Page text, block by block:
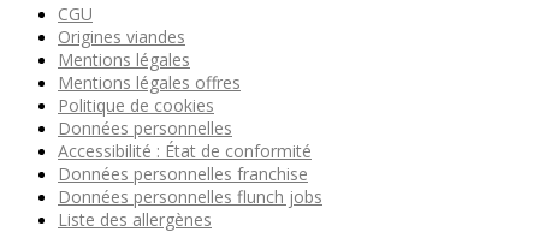
CGU
Origines viandes
Mentions légales
Mentions légales offres
Politique de cookies
Données personnelles
Accessibilité : État de conformité
Données personnelles franchise
Données personnelles flunch jobs
Liste des allergènes